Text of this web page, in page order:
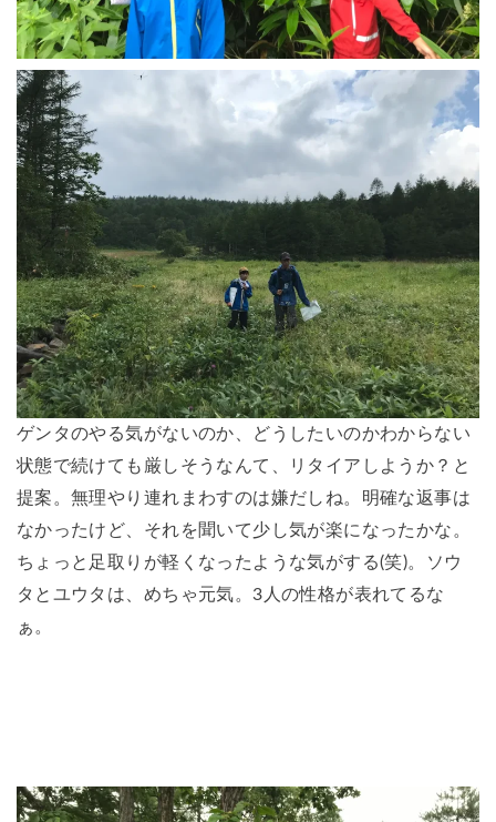
ゲンタのやる気がないのか、どうしたいのかわからない
状態で続けても厳しそうなんて、リタイアしようか？と
提案。無理やり連れまわすのは嫌だしね。明確な返事は
なかったけど、それを聞いて少し気が楽になったかな。
ちょっと足取りが軽くなったような気がする(笑)。ソウ
タとユウタは、めちゃ元気。3人の性格が表れてるな
ぁ。